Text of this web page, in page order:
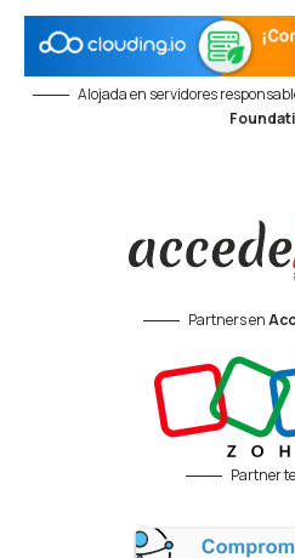
Alojada en servidores
Partners en
Partner